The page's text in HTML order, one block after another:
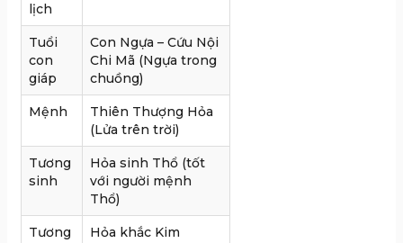
lịch
Tuổi
con
giáp
Con Ngựa – Cứu Nội
Chi Mã (Ngựa trong
chuồng)
Mệnh
Thiên Thượng Hỏa
(Lửa trên trời)
Tương
sinh
Hỏa sinh Thổ (tốt
với người mệnh
Thổ)
Tương
Hỏa khắc Kim